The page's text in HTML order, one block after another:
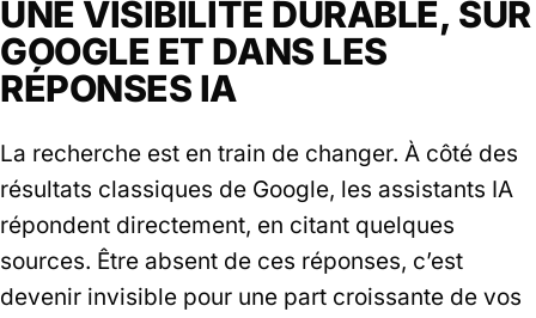
UNE VISIBILITÉ DURABLE, SUR
GOOGLE ET DANS LES
RÉPONSES IA
La recherche est en train de changer. À côté des
résultats classiques de Google, les assistants IA
répondent directement, en citant quelques
sources. Être absent de ces réponses, c’est
devenir invisible pour une part croissante de vos